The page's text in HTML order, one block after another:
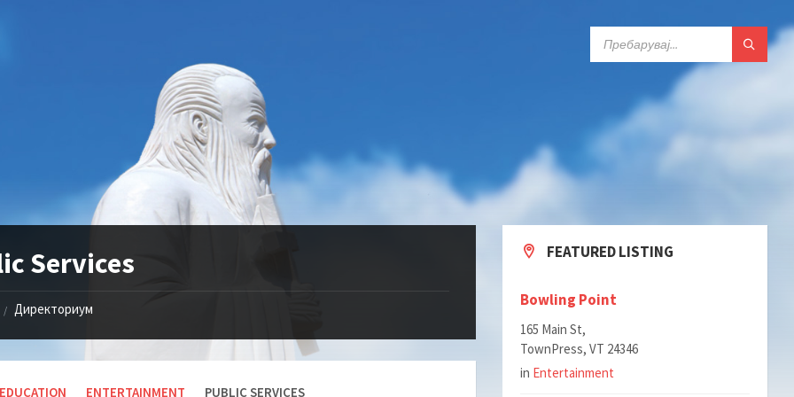
Services
/ Директориум
EDUCATION ENTERTAINMENT PUBLIC SERVICES
FEATURED LISTING
Bowling Point
165 Main St,
TownPress, VT 24346
in Entertainment